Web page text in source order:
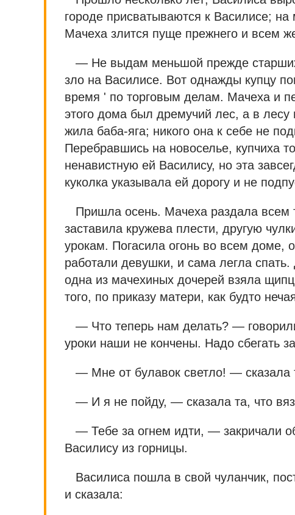
городе присватываются к Василисе;
Мачеха злится пуще прежнего и всем
— Не выдам меньшой прежде
зло на Василисе. Вот однажды купцу
время ' по торговым делам. Мачеха и
этого дома был дремучий лес, а в
жила баба-яга; никого она к себе не
Перебравшись на новоселье, купчиха
ненавистную ей Василису, но эта
куколка указывала ей дорогу и не
Пришла осень. Мачеха раздала всем
заставила кружева плести, другую
урокам. Погасила огонь во всем доме,
работали девушки, и сама легла
одна из мачехиных дочерей взяла
того, по приказу матери, как будто
— Что теперь нам делать? —
уроки наши не кончены. Надо сбегать
— Мне от булавок светло! — сказала
— И я не пойду, — сказала та, что
— Тебе за огнем идти, — закричали
Василису из горницы.
Василиса пошла в свой чуланчик,
и сказала: